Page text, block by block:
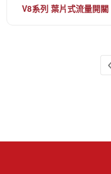
V8系列 葉片式流量開關